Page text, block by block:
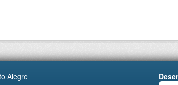
Alegre